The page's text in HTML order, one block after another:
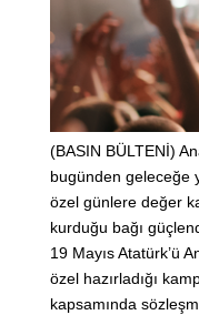
(BASIN BÜLTENİ)
bugünden geleceğe
özel günlere değer
kurduğu bağı
19 Mayıs Atatürk’ü
özel hazırladığı
kapsamında